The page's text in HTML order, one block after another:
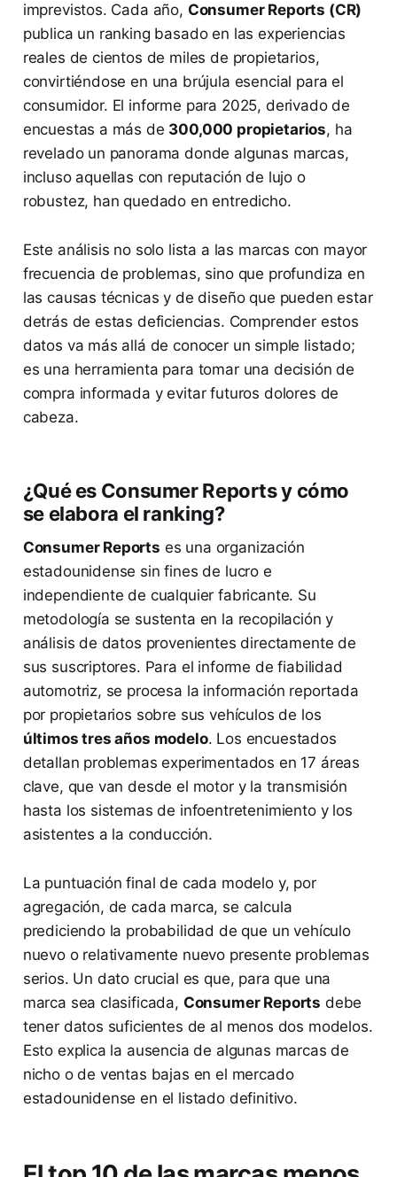
imprevistos. Cada año, Consumer Reports (CR)
publica un ranking basado en las experiencias
reales de cientos de miles de propietarios,
convirtiéndose en una brújula esencial para el
consumidor. El informe para 2025, derivado de
encuestas a más de 300,000 propietarios, ha
revelado un panorama donde algunas marcas,
incluso aquellas con reputación de lujo o
robustez, han quedado en entredicho.
Este análisis no solo lista a las marcas con mayor
frecuencia de problemas, sino que profundiza en
las causas técnicas y de diseño que pueden estar
detrás de estas deficiencias. Comprender estos
datos va más allá de conocer un simple listado;
es una herramienta para tomar una decisión de
compra informada y evitar futuros dolores de
cabeza.
¿Qué es Consumer Reports y cómo
se elabora el ranking?
Consumer Reports es una organización
estadounidense sin fines de lucro e
independiente de cualquier fabricante. Su
metodología se sustenta en la recopilación y
análisis de datos provenientes directamente de
sus suscriptores. Para el informe de fiabilidad
automotriz, se procesa la información reportada
por propietarios sobre sus vehículos de los
últimos tres años modelo. Los encuestados
detallan problemas experimentados en 17 áreas
clave, que van desde el motor y la transmisión
hasta los sistemas de infoentretenimiento y los
asistentes a la conducción.
La puntuación final de cada modelo y, por
agregación, de cada marca, se calcula
prediciendo la probabilidad de que un vehículo
nuevo o relativamente nuevo presente problemas
serios. Un dato crucial es que, para que una
marca sea clasificada, Consumer Reports debe
tener datos suficientes de al menos dos modelos.
Esto explica la ausencia de algunas marcas de
nicho o de ventas bajas en el mercado
estadounidense en el listado definitivo.